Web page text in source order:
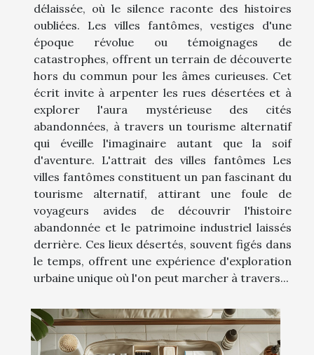
délaissée, où le silence raconte des histoires
oubliées. Les villes fantômes, vestiges d'une
époque révolue ou témoignages de
catastrophes, offrent un terrain de découverte
hors du commun pour les âmes curieuses. Cet
écrit invite à arpenter les rues désertées et à
explorer l'aura mystérieuse des cités
abandonnées, à travers un tourisme alternatif
qui éveille l'imaginaire autant que la soif
d'aventure. L'attrait des villes fantômes Les
villes fantômes constituent un pan fascinant du
tourisme alternatif, attirant une foule de
voyageurs avides de découvrir l'histoire
abandonnée et le patrimoine industriel laissés
derrière. Ces lieux désertés, souvent figés dans
le temps, offrent une expérience d'exploration
urbaine unique où l'on peut marcher à travers...